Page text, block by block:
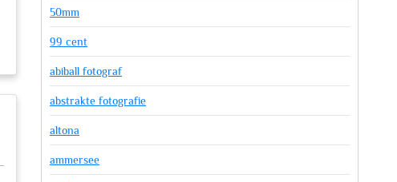
50mm
99 cent
abiball fotograf
abstrakte fotografie
altona
ammersee